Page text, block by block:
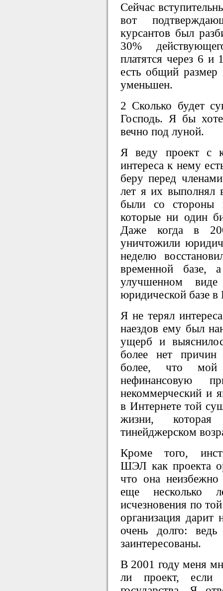
Сейчас
вот
курсантов был
30%
платятся через 6 и
есть общий размер
уменьшен.
2 Сколько будет
Господь. Я бы
вечно под луной.
Я веду проект с
интереса к нему
беру перед
лет я их выполнял
были со стороны
которые ни один
Даже когда в
уничтожили
неделю
временной базе,
улучшенном
юридической базе
Я не терял
наездов ему был
ущерб и
более нет причин
более, что
нефинансовую
некоммерческий и
в Интернете той
жизни,
тинейджерском
Кроме того,
ШЭЛ как проекта
что она
еще несколько
исчезновения по
организация дарит
очень долго:
заинтересованы.
В 2001 году меня
ли проект, если